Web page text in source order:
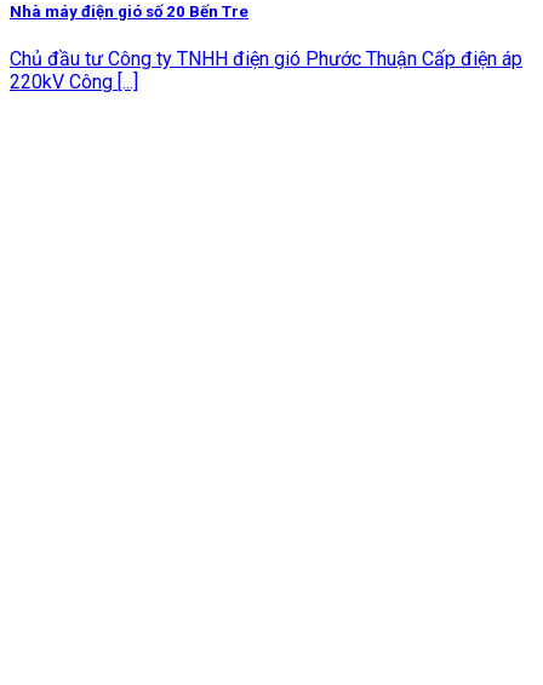
Nhà máy điện gió số 20 Bến Tre
Chủ đầu tư Công ty TNHH điện gió Phước Thuận Cấp điện áp
220kV Công [...]